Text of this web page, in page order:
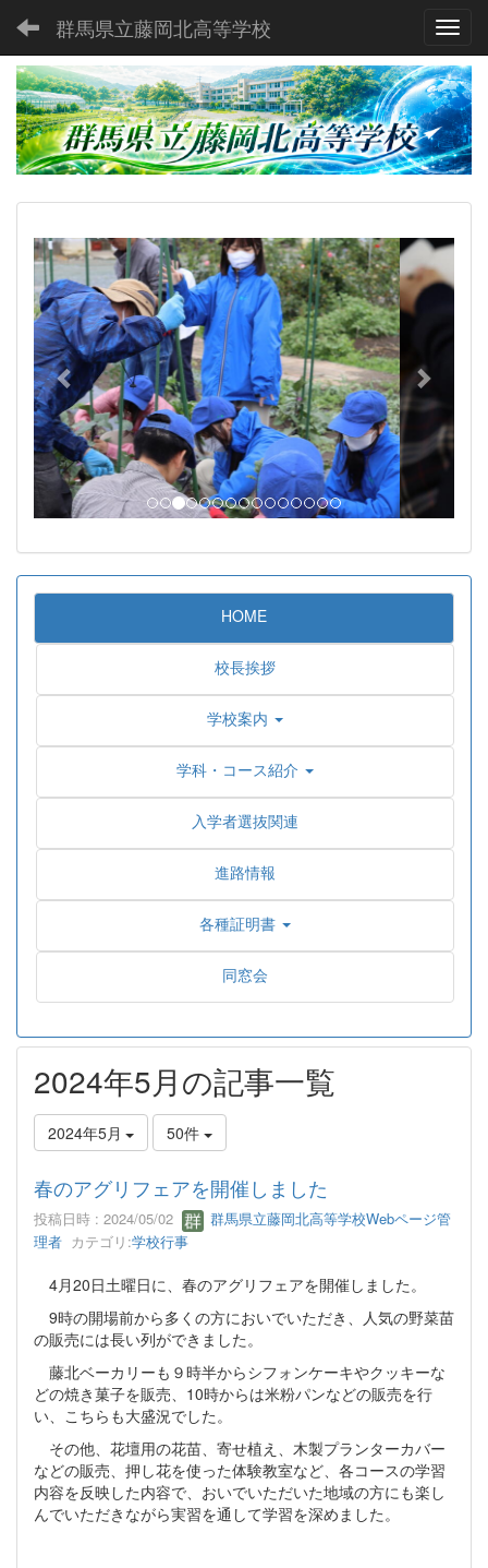
群馬県立藤岡北高等学校
p
r
e
v
i
o
u
s
n
e
x
HOME
校長挨拶
学校案内
学科・コース紹介
入学者選抜関連
進路情報
各種証明書
同窓会
2024年5月の記事一覧
2024年5月 50件
春のアグリフェアを開催しました
投稿日時 : 2024/05/02
群馬県立藤岡北高等学校Webページ管
理者 カテゴリ:学校行事
4月20日土曜日に、春のアグリフェアを開催しました。
9時の開場前から多くの方においでいただき、人気の野菜苗
の販売には長い列ができました。
藤北ベーカリーも９時半からシフォンケーキやクッキーな
どの焼き菓子を販売、10時からは米粉パンなどの販売を行
い、こちらも大盛況でした。
その他、花壇用の花苗、寄せ植え、木製プランターカバー
などの販売、押し花を使った体験教室など、各コースの学習
内容を反映した内容で、おいでいただいた地域の方にも楽し
んでいただきながら実習を通して学習を深めました。